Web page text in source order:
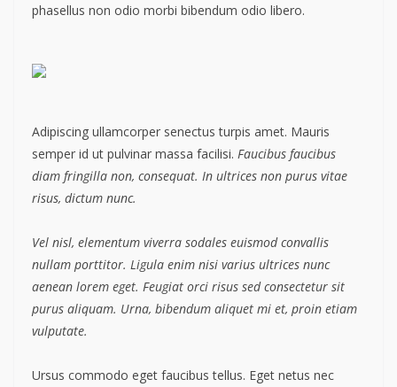
phasellus non odio morbi bibendum odio libero.
Adipiscing ullamcorper senectus turpis amet. Mauris
semper id ut pulvinar massa facilisi. Faucibus faucibus
diam fringilla non, consequat. In ultrices non purus vitae
risus, dictum nunc.
Vel nisl, elementum viverra sodales euismod convallis
nullam porttitor. Ligula enim nisi varius ultrices nunc
aenean lorem eget. Feugiat orci risus sed consectetur sit
purus aliquam. Urna, bibendum aliquet mi et, proin etiam
vulputate.
Ursus commodo eget faucibus tellus. Eget netus nec